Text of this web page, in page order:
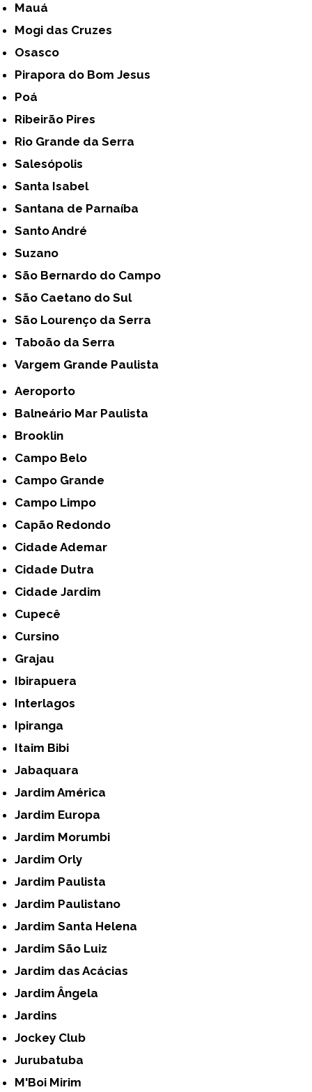
Mauá
Mogi das Cruzes
Osasco
Pirapora do Bom Jesus
Poá
Ribeirão Pires
Rio Grande da Serra
Salesópolis
Santa Isabel
Santana de Parnaíba
Santo André
Suzano
São Bernardo do Campo
São Caetano do Sul
São Lourenço da Serra
Taboão da Serra
Vargem Grande Paulista
Aeroporto
Balneário Mar Paulista
Brooklin
Campo Belo
Campo Grande
Campo Limpo
Capão Redondo
Cidade Ademar
Cidade Dutra
Cidade Jardim
Cupecê
Cursino
Grajau
Ibirapuera
Interlagos
Ipiranga
Itaim Bibi
Jabaquara
Jardim América
Jardim Europa
Jardim Morumbi
Jardim Orly
Jardim Paulista
Jardim Paulistano
Jardim Santa Helena
Jardim São Luiz
Jardim das Acácias
Jardim Ângela
Jardins
Jockey Club
Jurubatuba
M'Boi Mirim